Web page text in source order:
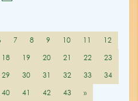
7 8 9 10 11
12
18 19 20 21 22
23
29 30 31 32 33
34
40 41 42 43 »